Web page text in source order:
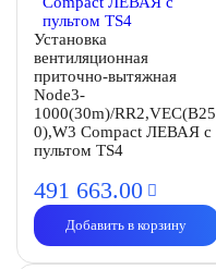
Установка
вентиляционная
приточно-вытяжная
Node3-
1000(30m)/RR2,VEC(B25
0),W3 Compact ЛЕВАЯ с
пультом TS4
491 663.00
Добавить в корзину